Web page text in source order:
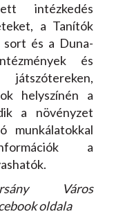
intézkedés
a Tanítók
és a Duna-
és
helyszínén a
a növényzet
munkálatokkal
a
Város
oldala